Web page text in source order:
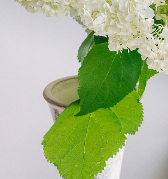
よくある質問
Q. 毎月自動でお花が届くサービスで
いいえ、毎月自動でお届けするサービ